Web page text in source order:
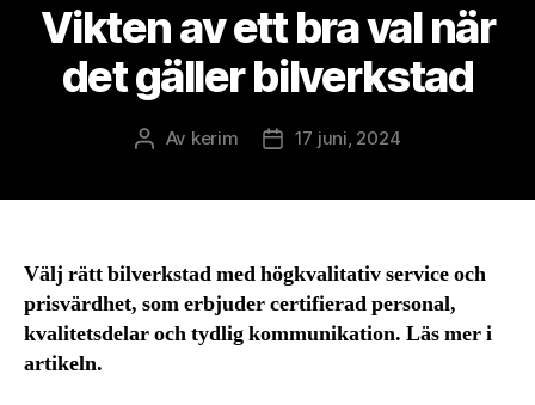
Vikten av ett bra val när
det gäller bilverkstad
Inläggsförfattare
Av kerim Inläggsdatum
17 juni, 2024
Välj rätt bilverkstad med högkvalitativ service och
prisvärdhet, som erbjuder certifierad personal,
kvalitetsdelar och tydlig kommunikation. Läs mer i
artikeln.